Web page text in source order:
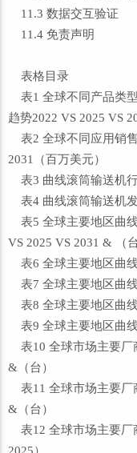
11.3 数据交互验证
11.4 免责声明
表格目录
表1 全球不同产品类型
趋势2022 VS 2025 VS
表2 全球不同应用销
2031（百万美元）
表3 曲线滚筒输送机
表4 曲线滚筒输送机
表5 全球主要地区曲
VS 2025 VS 2031 & （台
表6 全球主要地区曲线
表7 全球主要地区曲线
表8 全球主要地区曲线
表9 全球主要地区曲线
表10 全球市场主要厂
&（台）
表11 全球市场主要厂
&（台）
表12 全球市场主要厂